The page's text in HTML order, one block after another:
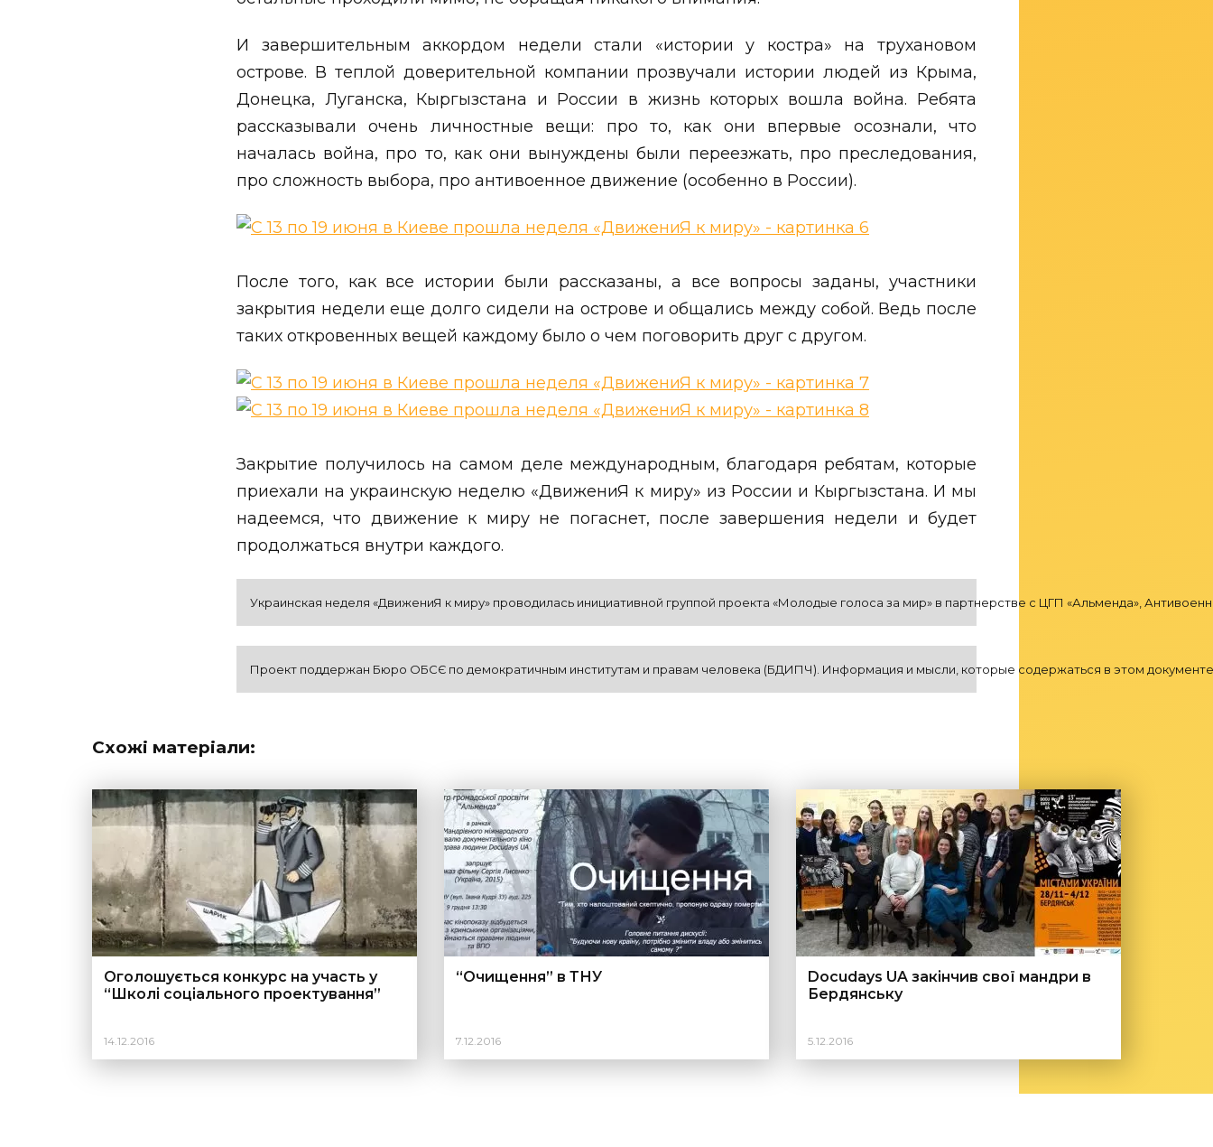
И завершительным аккордом недели стали «истории у костра» на трухановом
острове. В теплой доверительной компании прозвучали истории людей из Крыма,
Донецка, Луганска, Кыргызстана и России в жизнь которых вошла война. Ребята
рассказывали очень личностные вещи: про то, как они впервые осознали, что
началась война, про то, как они вынуждены были переезжать, про преследования,
про сложность выбора, про антивоенное движение (особенно в России).
После того, как все истории были рассказаны, а все вопросы заданы, участники
закрытия недели еще долго сидели на острове и общались между собой. Ведь после
таких откровенных вещей каждому было о чем поговорить друг с другом.
Закрытие получилось на самом деле международным, благодаря ребятам, которые
приехали на украинскую неделю «ДвижениЯ к миру» из России и Кыргызстана. И мы
надеемся, что движение к миру не погаснет, после завершения недели и будет
продолжаться внутри каждого.
Украинская неделя «ДвижениЯ к миру» проводилась инициативной группой проекта «Молодые голоса за мир» в партнерстве с ЦГП «Альменда»,
Проект поддержан Бюро ОБСЄ по демократичным институтам и правам человека (БДИПЧ). Информация и мысли, которые содержаться в этом
Схожі матеріали:
Оголошується конкурс на участь у
“Школі соціального проектування”
14.12.2016
“Очищення” в ТНУ
7.12.2016
Docudays UA закінчив свої мандри в
Бердянську
5.12.2016